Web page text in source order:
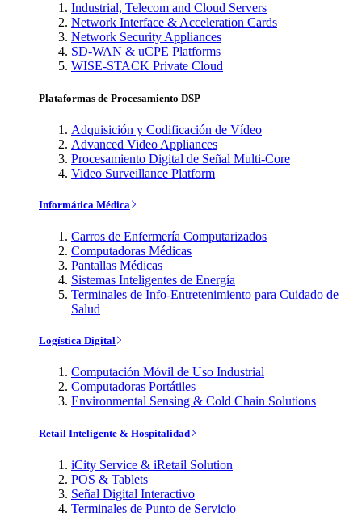
Industrial, Telecom and Cloud Servers
Network Interface & Acceleration Cards
Network Security Appliances
SD-WAN & uCPE Platforms
WISE-STACK Private Cloud
Plataformas de Procesamiento DSP
Adquisición y Codificación de Vídeo
Advanced Video Appliances
Procesamiento Digital de Señal Multi-Core
Video Surveillance Platform
Informática Médica
Carros de Enfermería Computarizados
Computadoras Médicas
Pantallas Médicas
Sistemas Inteligentes de Energía
Terminales de Info-Entretenimiento para Cuidado de
Salud
Logística Digital
Computación Móvil de Uso Industrial
Computadoras Portátiles
Environmental Sensing & Cold Chain Solutions
Retail Inteligente & Hospitalidad
iCity Service & iRetail Solution
POS & Tablets
Señal Digital Interactivo
Terminales de Punto de Servicio